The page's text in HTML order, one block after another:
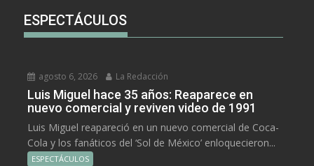
ESPECTÁCULOS
agosto 6, 2026 La Redacción
Luis Miguel hace 35 años: Reaparece en
nuevo comercial y reviven video de 1991
Luis Miguel reapareció en un nuevo comercial de Coca-
Cola y los fanáticos del ‘Sol de México’ enloquecieron...
ESPECTÁCULOS